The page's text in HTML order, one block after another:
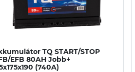
TQ START/STOP
EFB 80AH Jobb+
(740A)